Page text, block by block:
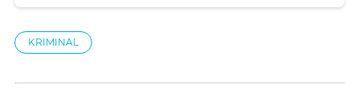
KRIMINAL